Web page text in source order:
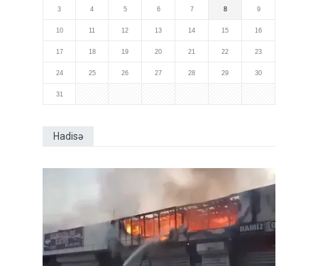
3 4 5 6 7 8 9
10 11 12 13 14 15 16
17 18 19 20 21 22 23
24 25 26 27 28 29 30
31
Hadisə